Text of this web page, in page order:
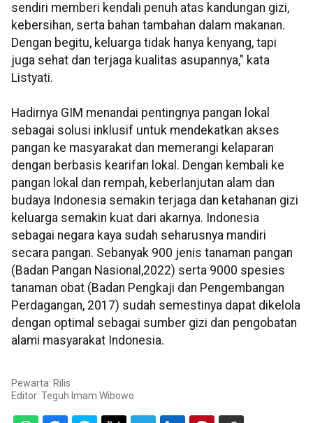
sendiri memberi kendali penuh atas kandungan gizi,
kebersihan, serta bahan tambahan dalam makanan.
Dengan begitu, keluarga tidak hanya kenyang, tapi
juga sehat dan terjaga kualitas asupannya," kata
Listyati.
Hadirnya GIM menandai pentingnya pangan lokal
sebagai solusi inklusif untuk mendekatkan akses
pangan ke masyarakat dan memerangi kelaparan
dengan berbasis kearifan lokal. Dengan kembali ke
pangan lokal dan rempah, keberlanjutan alam dan
budaya Indonesia semakin terjaga dan ketahanan gizi
keluarga semakin kuat dari akarnya. Indonesia
sebagai negara kaya sudah seharusnya mandiri
secara pangan. Sebanyak 900 jenis tanaman pangan
(Badan Pangan Nasional,2022) serta 9000 spesies
tanaman obat (Badan Pengkaji dan Pengembangan
Perdagangan, 2017) sudah semestinya dapat dikelola
dengan optimal sebagai sumber gizi dan pengobatan
alami masyarakat Indonesia.
Pewarta: Rilis
Editor: Teguh Imam Wibowo